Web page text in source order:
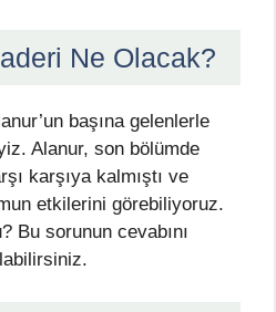
Ne Olacak?
başına gelenlerle
Alanur, son bölümde
karşıya kalmıştı ve
etkilerini görebiliyoruz.
Bu sorunun cevabını